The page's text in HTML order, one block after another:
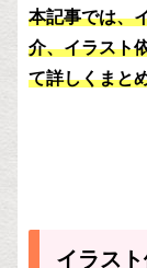
本記事では、
介、イラスト
て詳しくまと
イラス